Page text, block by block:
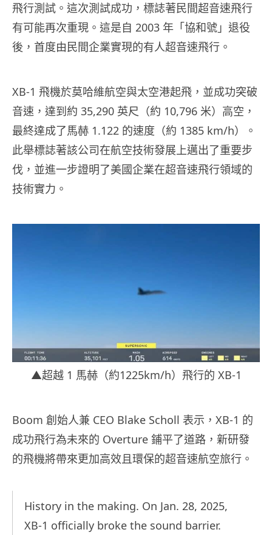
飛行測試。這次測試成功，標誌著民間超音速飛行
有可能再次重現。這是自 2003 年「協和號」退役
後，首度由民間企業實現的有人超音速飛行。
XB-1 飛機於莫哈維航空與太空港起飛，並成功突破
音速，達到約 35,290 英尺（約 10,796 米）高空，
最終達成了馬赫 1.122 的速度（約 1385 km/h）。
此舉標誌著該公司在航空技術發展上邁出了重要步
伐，並進一步證明了美國企業在超音速飛行領域的
技術實力。
▲超越 1 馬赫（約1225km/h）飛行的 XB-1
Boom 創始人兼 CEO Blake Scholl 表示，XB-1 的
成功飛行為未來的 Overture 鋪平了道路，新研發
的飛機將帶來更加高效且環保的超音速航空旅行。
History in the making. On Jan. 28, 2025,
XB-1 officially broke the sound barrier.